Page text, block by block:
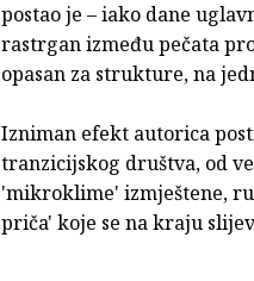
postao je – iako dane
rastrgan između pečata
opasan za strukture, na
Izniman efekt autorica
tranzicijskog društva, od
'mikroklime' izmještene,
priča' koje se na kraju